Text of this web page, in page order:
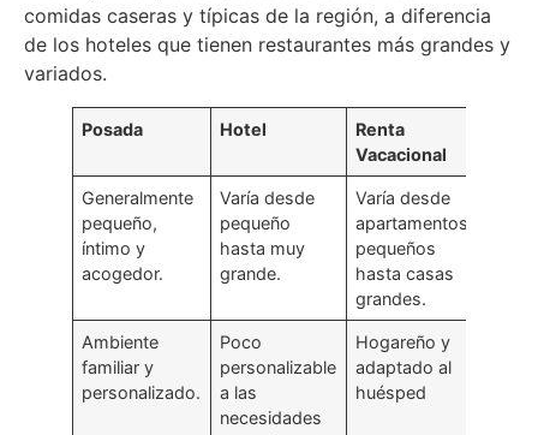
comidas caseras y típicas de la región, a diferencia
de los hoteles que tienen restaurantes más grandes y
variados.
Posada Hotel
Renta
Vacacional
Generalmente
pequeño,
íntimo y
acogedor.
Varía desde
pequeño
hasta muy
grande.
Varía desde
apartamentos
pequeños
hasta casas
grandes.
Ambiente
familiar y
personalizado.
Poco
personalizable
a las
necesidades
Hogareño y
adaptado al
huésped